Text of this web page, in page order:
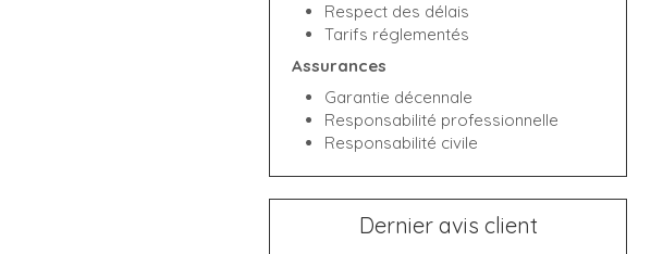
Respect des délais
Tarifs réglementés
Assurances
Garantie décennale
Responsabilité professionnelle
Responsabilité civile
Dernier avis client